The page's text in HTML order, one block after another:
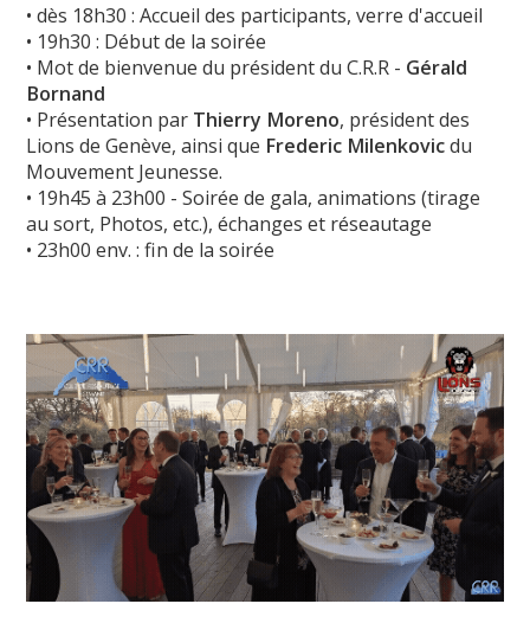
• dès 18h30 : Accueil des participants, verre d'accueil
• 19h30 : Début de la soirée
• Mot de bienvenue du président du C.R.R - Gérald
Bornand
• Présentation par Thierry Moreno, président des
Lions de Genève, ainsi que Frederic Milenkovicdu
Mouvement Jeunesse.
• 19h45 à 23h00 - Soirée de gala, animations (tirage
au sort, Photos, etc.), échanges et réseautage
• 23h00 env. : fin de la soirée